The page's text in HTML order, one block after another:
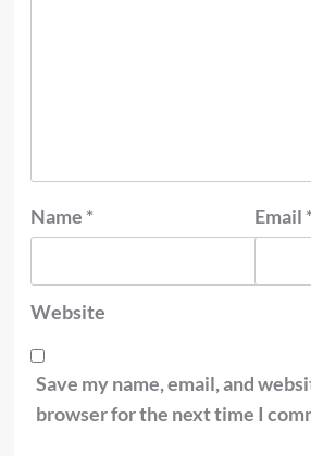
Name * Email
Website
Save my name, email, and
browser for the next time I